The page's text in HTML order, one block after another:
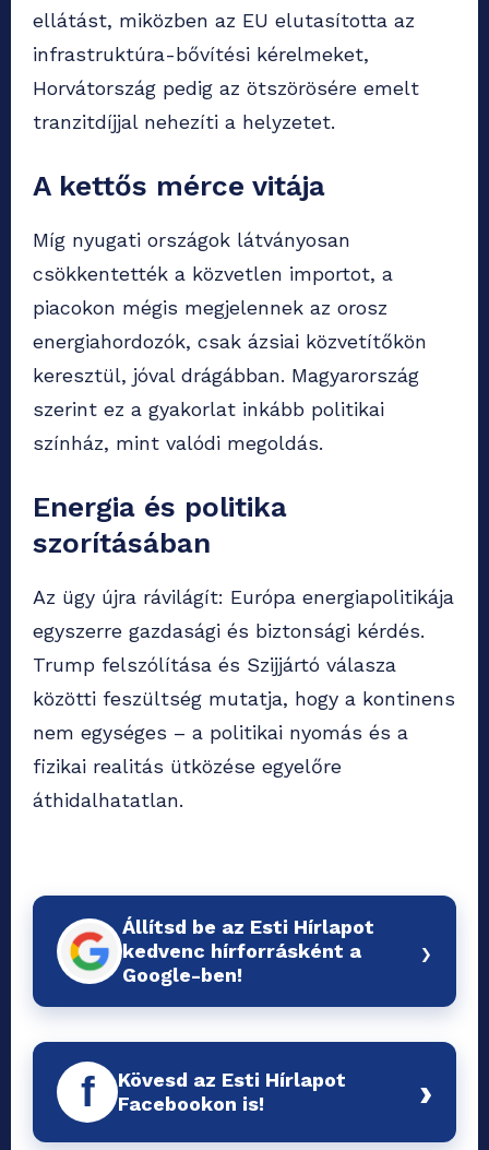
ellátást, miközben az EU elutasította az
infrastruktúra-bővítési kérelmeket,
Horvátország pedig az ötszörösére emelt
tranzitdíjjal nehezíti a helyzetet.
A kettős mérce vitája
Míg nyugati országok látványosan
csökkentették a közvetlen importot, a
piacokon mégis megjelennek az orosz
energiahordozók, csak ázsiai közvetítőkön
keresztül, jóval drágábban. Magyarország
szerint ez a gyakorlat inkább politikai
színház, mint valódi megoldás.
Energia és politika
szorításában
Az ügy újra rávilágít: Európa energiapolitikája
egyszerre gazdasági és biztonsági kérdés.
Trump felszólítása és Szijjártó válasza
közötti feszültség mutatja, hogy a kontinens
nem egységes – a politikai nyomás és a
fizikai realitás ütközése egyelőre
áthidalhatatlan.
Állítsd be az Esti Hírlapot
kedvenc hírforrásként a
Google-ben!
›
f
Kövesd az Esti Hírlapot
Facebookon is!
›